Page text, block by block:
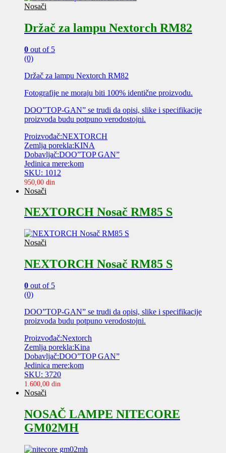
Nosači
Držač za lampu Nextorch RM82
0 out of 5
(0)
Držač za lampu Nextorch RM82
Fotografije ne moraju biti 100% identične proizvodu.
DOO”TOP-GAN” se trudi da opisi, slike i specifikacije
proizvoda budu potpuno verodostojni.
Proizvođač:NEXTORCH
Zemlja porekla:KINA
Dobavljač:DOO”TOP GAN”
Jedinica mere:kom
SKU: 1012
950,00 din
Nosači
NEXTORCH Nosač RM85 S
Nosači
NEXTORCH Nosač RM85 S
0 out of 5
(0)
DOO”TOP-GAN” se trudi da opisi, slike i specifikacije
proizvoda budu potpuno verodostojni.
Proizvođač:Nextorch
Zemlja porekla:Kina
Dobavljač:DOO”TOP GAN”
Jedinica mere:kom
SKU: 3720
1.600,00 din
Nosači
NOSAČ LAMPE NITECORE
GM02MH